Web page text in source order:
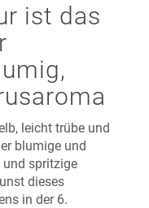
ist das
leicht trübe und
blumige und
spritzige
dieses
in der 6.